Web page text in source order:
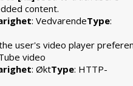
content.
: VedvarendeType:
user's video player
video
: ØktType: HTTP-